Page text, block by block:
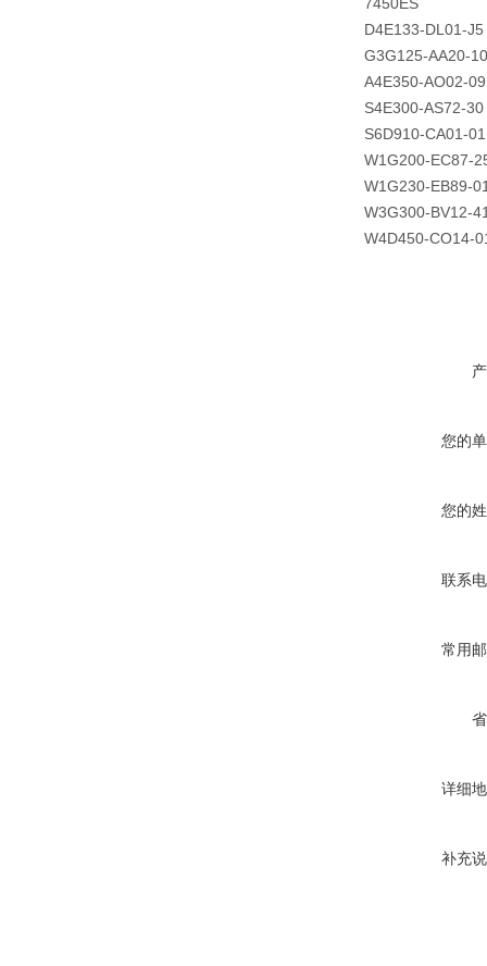
D4E133-DL01-J5
G3G125-AA20-10
A4E350-AO02-09
S4E300-AS72-30
S6D910-CA01-01
W1G200-EC87-
W1G230-EB89-
W3G300-BV12-
W4D450-CO14-
您的
您的
联系
常用
详细
补充